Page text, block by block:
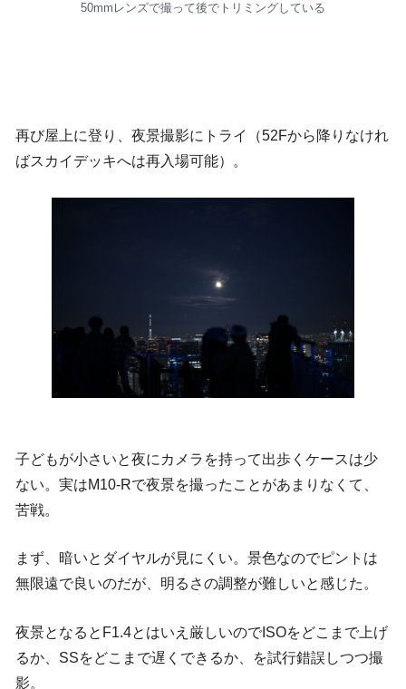
50mmレンズで撮って後でトリミングしている
再び屋上に登り、夜景撮影にトライ（52Fから降りなけれ
ばスカイデッキへは再入場可能）。
子どもが小さいと夜にカメラを持って出歩くケースは少
ない。実はM10-Rで夜景を撮ったことがあまりなくて、
苦戦。
まず、暗いとダイヤルが見にくい。景色なのでピントは
無限遠で良いのだが、明るさの調整が難しいと感じた。
夜景となるとF1.4とはいえ厳しいのでISOをどこまで上げ
るか、SSをどこまで遅くできるか、を試行錯誤しつつ撮
影。